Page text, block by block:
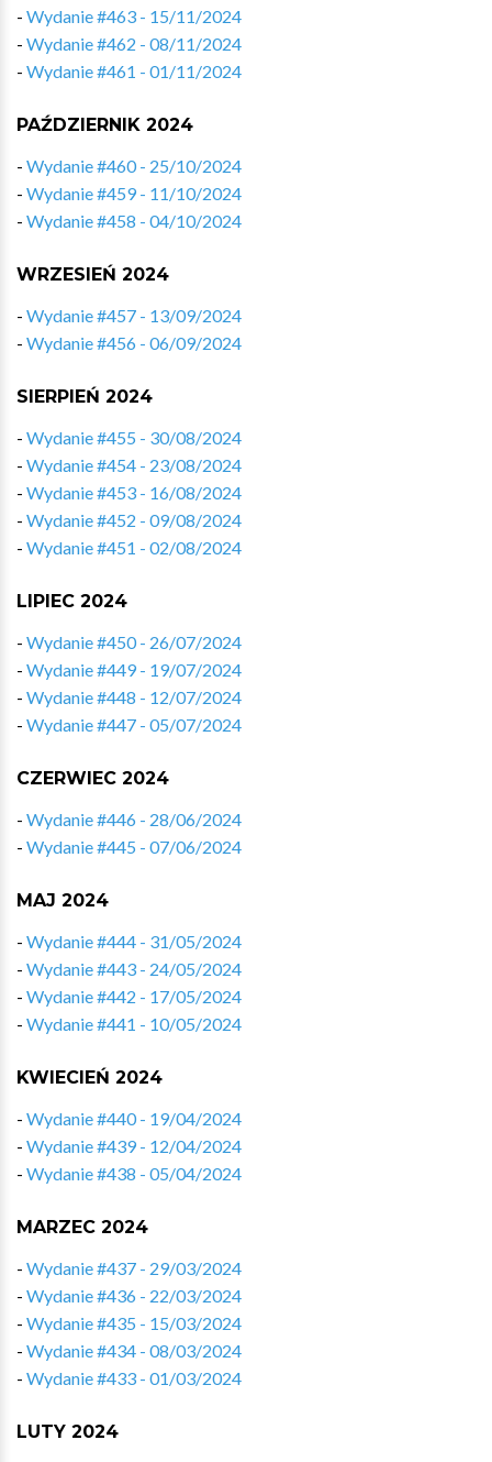
- Wydanie #463 - 15/11/2024
- Wydanie #462 - 08/11/2024
- Wydanie #461 - 01/11/2024
PAŹDZIERNIK 2024
- Wydanie #460 - 25/10/2024
- Wydanie #459 - 11/10/2024
- Wydanie #458 - 04/10/2024
WRZESIEŃ 2024
- Wydanie #457 - 13/09/2024
- Wydanie #456 - 06/09/2024
SIERPIEŃ 2024
- Wydanie #455 - 30/08/2024
- Wydanie #454 - 23/08/2024
- Wydanie #453 - 16/08/2024
- Wydanie #452 - 09/08/2024
- Wydanie #451 - 02/08/2024
LIPIEC 2024
- Wydanie #450 - 26/07/2024
- Wydanie #449 - 19/07/2024
- Wydanie #448 - 12/07/2024
- Wydanie #447 - 05/07/2024
CZERWIEC 2024
- Wydanie #446 - 28/06/2024
- Wydanie #445 - 07/06/2024
MAJ 2024
- Wydanie #444 - 31/05/2024
- Wydanie #443 - 24/05/2024
- Wydanie #442 - 17/05/2024
- Wydanie #441 - 10/05/2024
KWIECIEŃ 2024
- Wydanie #440 - 19/04/2024
- Wydanie #439 - 12/04/2024
- Wydanie #438 - 05/04/2024
MARZEC 2024
- Wydanie #437 - 29/03/2024
- Wydanie #436 - 22/03/2024
- Wydanie #435 - 15/03/2024
- Wydanie #434 - 08/03/2024
- Wydanie #433 - 01/03/2024
LUTY 2024